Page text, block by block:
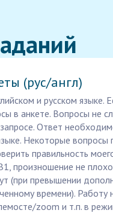
(рус/англ)
и русском языке.
в анкете. Вопросы не
Ответ
Некоторые вопросы
правильность
произношение не
(при превышении
времени).
zoom и т.п. в